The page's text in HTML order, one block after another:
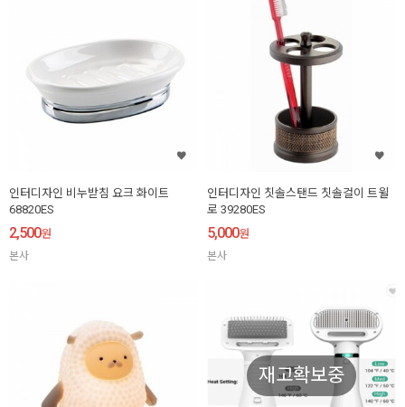
인터디자인 비누받침 요크 화이트
68820ES
2,500원
본사
인터디자인 칫솔스탠드 칫솔걸이 트윌
로 39280ES
5,000원
본사
재고확보중